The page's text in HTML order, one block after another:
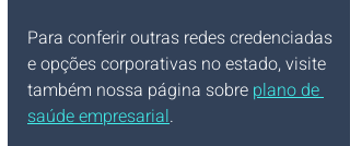
Para conferir outras redes credenciadas
e opções corporativas no estado, visite
também nossa página sobre plano de
saúde empresarial.